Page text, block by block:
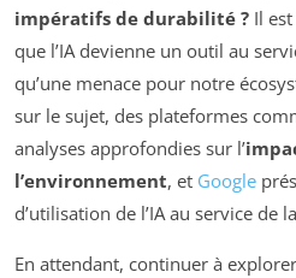
impératifs de durabilité ? Il
que l’IA devienne un outil au
qu’une menace pour notre
sur le sujet, des plateformes
analyses approfondies sur l’
l’environnement, et Google
d’utilisation de l’IA au service de
En attendant, continuer à